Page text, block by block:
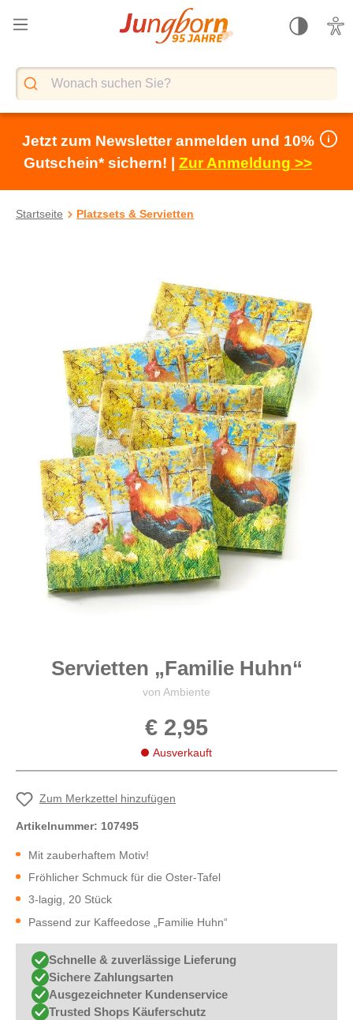
springen
Jetzt zum Newsletter anmelden und 10%
Gutschein* sichern! | Zur Anmeldung >>
Startseite Platzsets & Servietten
Servietten „Familie Huhn“
von Ambiente
€ 2,95
Ausverkauft
Zum Merkzettel hinzufügen
Artikelnummer: 107495
Mit zauberhaftem Motiv!
Fröhlicher Schmuck für die Oster-Tafel
3-lagig, 20 Stück
Passend zur Kaffeedose „Familie Huhn“
Schnelle & zuverlässige Lieferung
Sichere Zahlungsarten
Ausgezeichneter Kundenservice
Trusted Shops Käuferschutz